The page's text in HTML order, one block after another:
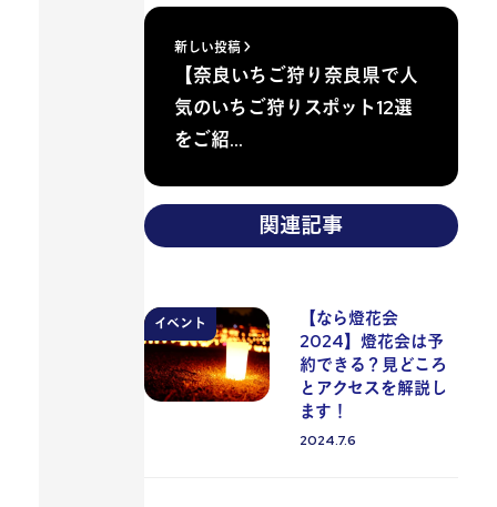
新しい投稿
【奈良いちご狩り奈良県で人
気のいちご狩りスポット12選
をご紹…
関連記事
イベント
【なら燈花会
2024】燈花会は予
約できる？見どころ
とアクセスを解説し
ます！
投稿日
2024.7.6